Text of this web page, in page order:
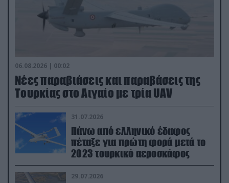
06.08.2026 | 00:02
Νέες παραβιάσεις και παραβάσεις της
Τουρκίας στο Αιγαίο με τρία UAV
31.07.2026
Πάνω από ελληνικό έδαφος
πέταξε για πρώτη φορά μετά το
2023 τουρκικό αεροσκάφος
29.07.2026